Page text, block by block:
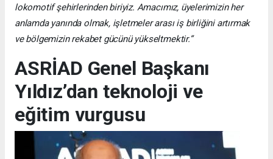
lokomotif şehirlerinden biriyiz. Amacımız, üyelerimizin her
anlamda yanında olmak, işletmeler arası iş birliğini artırmak
ve bölgemizin rekabet gücünü yükseltmektir.”
ASRİAD Genel Başkanı
Yıldız’dan teknoloji ve
eğitim vurgusu